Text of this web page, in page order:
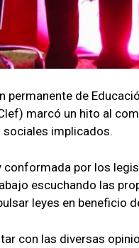
permanente de
marcó un hito al
implicados.
conformada por los
escuchando las
leyes en beneficio
con las diversas